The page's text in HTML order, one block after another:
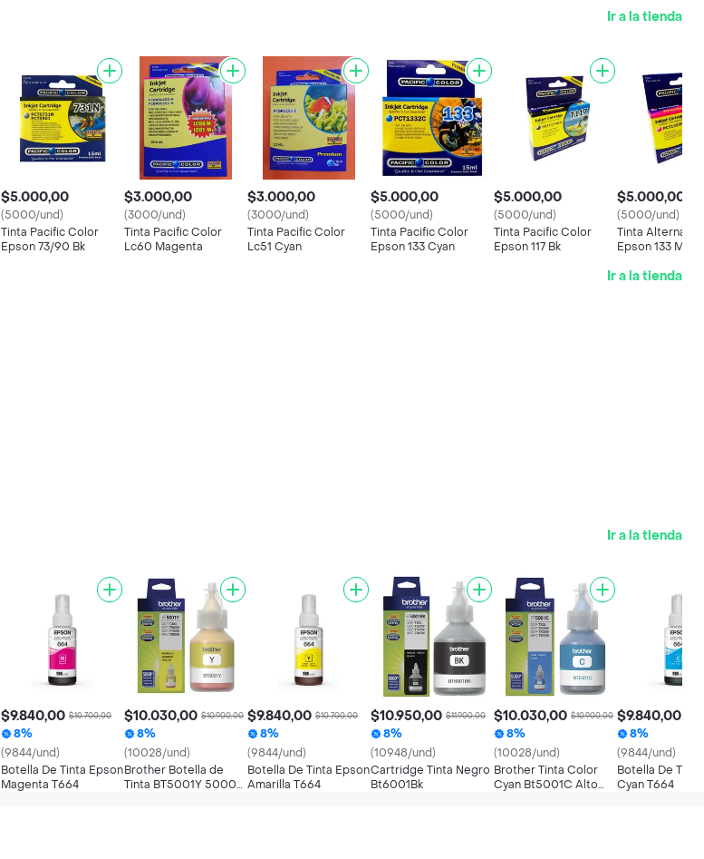
Ir a la tienda
$5.000,00
(5000/und)
Tinta Pacific Color
Epson 73/90 Bk
$3.000,00
(3000/und)
Tinta Pacific Color
Lc60 Magenta
$3.000,00
(3000/und)
Tinta Pacific Color
Lc51 Cyan
$5.000,00
(5000/und)
Tinta Pacific Color
Epson 133 Cyan
$5.000,00
(5000/und)
Tinta Pacific Color
Epson 117 Bk
$5.000,00
(5000/und)
Tinta Alternativa
Epson 133
Ir a la tienda
Ir a la tienda
$9.840,00 $10.700,00
8%
(9844/und)
Botella De Tinta Epson
Magenta T664
$10.030,00 $10.900,00
8%
(10028/und)
Brother Botella de
Tinta BT5001Y 5000
$9.840,00 $10.700,00
8%
(9844/und)
Botella De Tinta Epson
Amarilla T664
$10.950,00 $11.900,00
8%
(10948/und)
Cartridge Tinta Negro
Bt6001Bk
$10.030,00 $10.900,00
8%
(10028/und)
Brother Tinta Color
Cyan Bt5001C Alto
$9.840,00
8%
(9844/und)
Botella De
Cyan T664